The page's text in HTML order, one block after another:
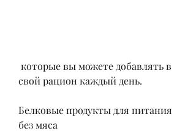
свой рацион каждый день.
Белковые продукты для питания
без мяса